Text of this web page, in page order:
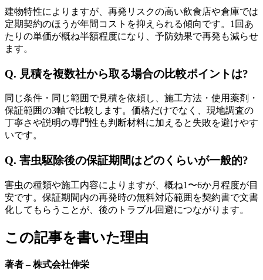
建物特性によりますが、再発リスクの高い飲食店や倉庫では
定期契約のほうが年間コストを抑えられる傾向です。1回あ
たりの単価が概ね半額程度になり、予防効果で再発も減らせ
ます。
Q. 見積を複数社から取る場合の比較ポイントは?
同じ条件・同じ範囲で見積を依頼し、施工方法・使用薬剤・
保証範囲の3軸で比較します。価格だけでなく、現地調査の
丁寧さや説明の専門性も判断材料に加えると失敗を避けやす
いです。
Q. 害虫駆除後の保証期間はどのくらいが一般的?
害虫の種類や施工内容によりますが、概ね1〜6か月程度が目
安です。保証期間内の再発時の無料対応範囲を契約書で文書
化してもらうことが、後のトラブル回避につながります。
この記事を書いた理由
著者 – 株式会社伸栄